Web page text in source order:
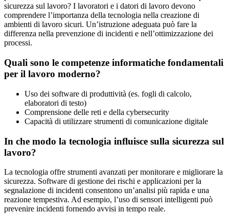
sicurezza sul lavoro? I lavoratori e i datori di lavoro devono
comprendere l’importanza della tecnologia nella creazione di
ambienti di lavoro sicuri. Un’istruzione adeguata può fare la
differenza nella prevenzione di incidenti e nell’ottimizzazione dei
processi.
Quali sono le competenze informatiche fondamentali
per il lavoro moderno?
Uso dei software di produttività (es. fogli di calcolo,
elaboratori di testo)
Comprensione delle reti e della cybersecurity
Capacità di utilizzare strumenti di comunicazione digitale
In che modo la tecnologia influisce sulla sicurezza sul
lavoro?
La tecnologia offre strumenti avanzati per monitorare e migliorare la
sicurezza. Software di gestione dei rischi e applicazioni per la
segnalazione di incidenti consentono un’analisi più rapida e una
reazione tempestiva. Ad esempio, l’uso di sensori intelligenti può
prevenire incidenti fornendo avvisi in tempo reale.